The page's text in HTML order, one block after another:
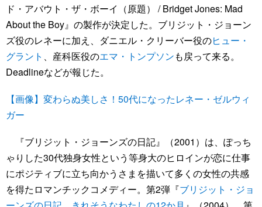
ド・アバウト・ザ・ボーイ（原題） / Bridget Jones: Mad
About the Boy』の製作が決定した。ブリジット・ジョーン
ズ役のレネーに加え、ダニエル・クリーバー役のヒュー・
グラント 、産科医役のエマ・トンプソンも戻って来る。
Deadlineなどが報じた。
【画像】変わらぬ美しさ！50代になったレネー・ゼルウィ
ガー
『ブリジット・ジョーンズの日記』（2001）は、ぽっち
ゃりした30代独身女性という等身大のヒロインが恋に仕事
にポジティブに立ち向かうさまを描いて多くの女性の共感
を得たロマンチックコメディー。第2弾『ブリジット・ジョ